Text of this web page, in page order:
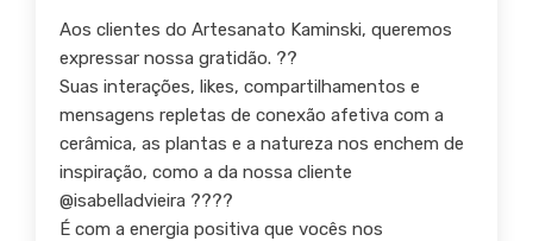
Aos clientes do Artesanato Kaminski, queremos
expressar nossa gratidão. ??
Suas interações, likes, compartilhamentos e
mensagens repletas de conexão afetiva com a
cerâmica, as plantas e a natureza nos enchem de
inspiração, como a da nossa cliente
@isabelladvieira ????
É com a energia positiva que vocês nos